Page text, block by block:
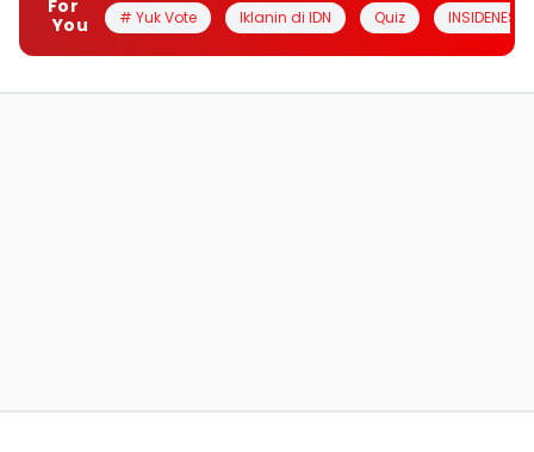
For
You
# Yuk Vote Iklanin di IDN Quiz INSIDENESIA